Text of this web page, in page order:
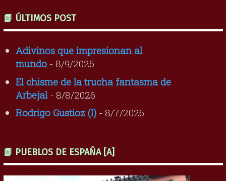
📗 ÚLTIMOS POST
Adivinos que impresionan al
mundo- 8/9/2026
El chisme de la trucha fantasma de
Arbejal- 8/8/2026
Rodrigo Gustioz (I)- 8/7/2026
📗 PUEBLOS DE ESPAÑA [A]